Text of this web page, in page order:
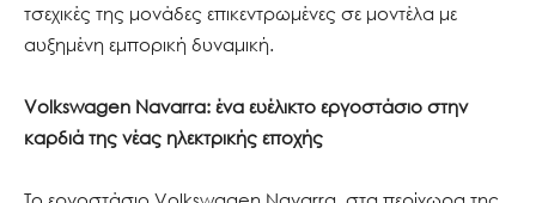
τσεχικές της μονάδες επικεντρωμένες σε μοντέλα με
αυξημένη εμπορική δυναμική.
Volkswagen Navarra: ένα ευέλικτο εργοστάσιο στην
καρδιά της νέας ηλεκτρικής εποχής